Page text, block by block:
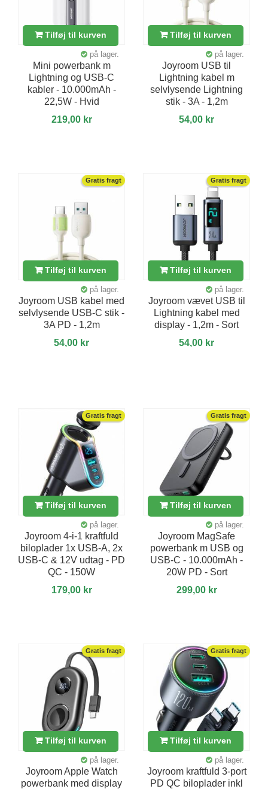
Tilføj til kurven
på lager.
Mini powerbank m
Lightning og USB-C
kabler - 10.000mAh -
22,5W - Hvid
219,00 kr
Tilføj til kurven
på lager.
Joyroom USB til
Lightning kabel m
selvlysende Lightning
stik - 3A - 1,2m
54,00 kr
Gratis fragt
Tilføj til kurven
på lager.
Joyroom USB kabel med
selvlysende USB-C stik -
3A PD - 1,2m
54,00 kr
Gratis fragt
Tilføj til kurven
på lager.
Joyroom vævet USB til
Lightning kabel med
display - 1,2m - Sort
54,00 kr
Gratis fragt
Tilføj til kurven
på lager.
Joyroom 4-i-1 kraftfuld
biloplader 1x USB-A, 2x
USB-C & 12V udtag - PD
QC - 150W
179,00 kr
Gratis fragt
Tilføj til kurven
på lager.
Joyroom MagSafe
powerbank m USB og
USB-C - 10.000mAh -
20W PD - Sort
299,00 kr
Gratis fragt
Tilføj til kurven
på lager.
Joyroom Apple Watch
powerbank med display
Gratis fragt
Tilføj til kurven
på lager.
Joyroom kraftfuld 3-port
PD QC biloplader inkl